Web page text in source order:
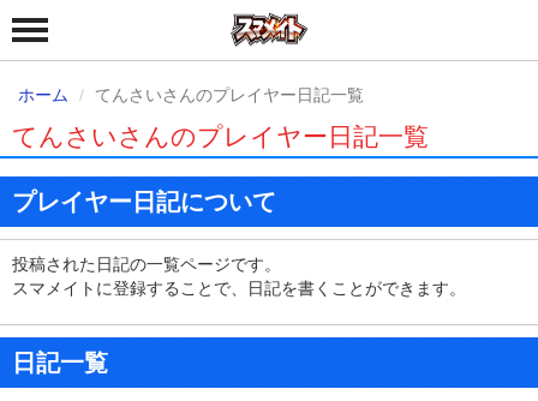
ホーム てんさいさんのプレイヤー日記一覧
てんさいさんのプレイヤー日記一覧
プレイヤー日記について
投稿された日記の一覧ページです。
スマメイトに登録することで、日記を書くことができます。
日記一覧